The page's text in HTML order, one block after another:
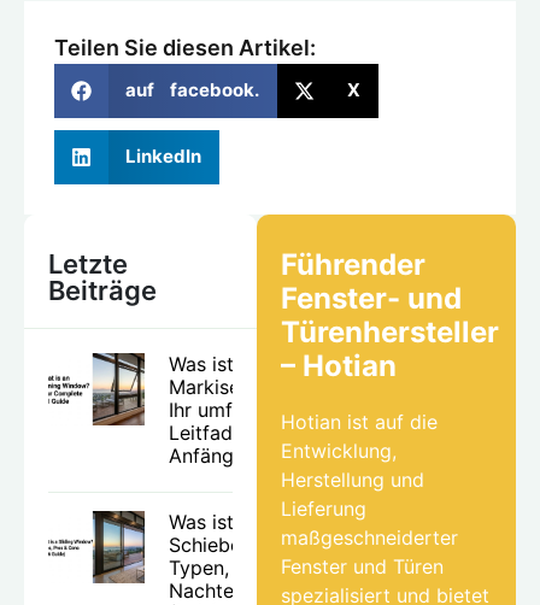
Teilen Sie diesen Artikel:
auf facebook. X
LinkedIn
Letzte
Beiträge
Was ist ein
Markisenfenster?
Ihr umfassender
Leitfaden für
Anfänger.
Was ist ein
Schiebefenster?
Typen, Vor- und
Nachteile
Führender
Fenster- und
Türenhersteller
– Hotian
Hotian ist auf die
Entwicklung,
Herstellung und
Lieferung
maßgeschneiderter
Fenster und Türen
spezialisiert und bietet